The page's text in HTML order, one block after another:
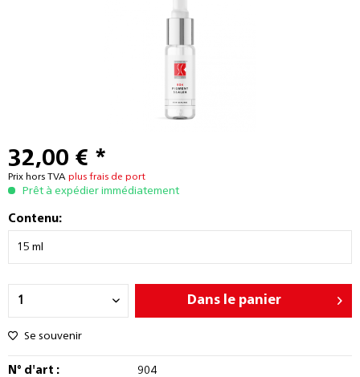
32,00 € *
Prix hors TVA plus frais de port
Prêt à expédier immédiatement
Contenu:
Dans le panier
Se souvenir
N° d'art : 904